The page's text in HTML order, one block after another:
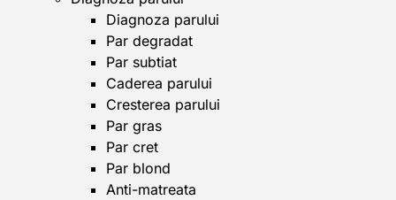
Diagnoza parului
Par degradat
Par subtiat
Caderea parului
Cresterea parului
Par gras
Par cret
Par blond
Anti-matreata